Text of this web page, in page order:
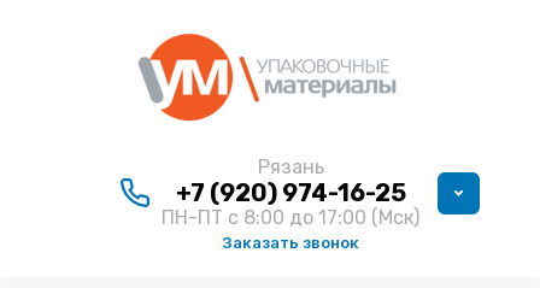
Рязань
+7 (920) 974-16-25
ПН-ПТ с 8:00 до 17:00 (Мск)
Заказать звонок